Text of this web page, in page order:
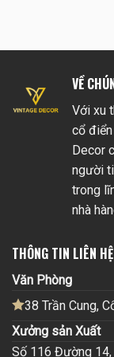
VỀ
Với xu
cổ
Decor
người
trong
nhà
THÔNG TIN LIÊN
Văn Phòng
38 Trần Cung,
Xưởng sản Xuất
Số 116 Đường 14,